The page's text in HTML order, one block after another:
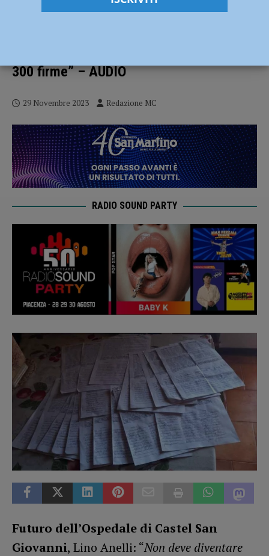
Futuro dell’Ospedale di Castel San
300 firme” – AUDIO
29 Novembre 2023 Redazione MC
RADIO SOUND PARTY
Futuro dell’Ospedale di Castel San
Giovanni, Lino Anelli: “Non deve diventare